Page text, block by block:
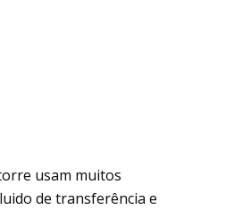
usam muitos
de transferência e